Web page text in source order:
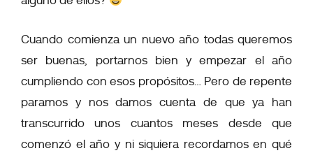
Cuando comienza un nuevo año todas queremos
ser buenas, portarnos bien y empezar el año
cumpliendo con esos propósitos… Pero de repente
paramos y nos damos cuenta de que ya han
transcurrido unos cuantos meses desde que
comenzó el año y ni siquiera recordamos en qué